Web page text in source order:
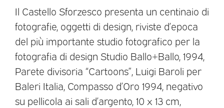
Il Castello Sforzesco presenta un centinaio di
fotografie, oggetti di design, riviste d’epoca
del più importante studio fotografico per la
fotografia di design Studio Ballo+Ballo, 1994,
Parete divisoria “Cartoons”, Luigi Baroli per
Baleri Italia, Compasso d’Oro 1994, negativo
su pellicola ai sali d’argento, 10 x 13 cm,